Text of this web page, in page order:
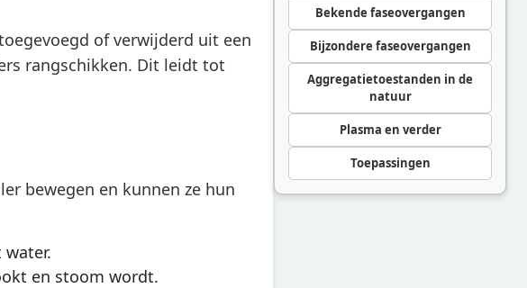
of verwijderd uit een
rangschikken. Dit leidt tot
bewegen en kunnen ze hun
en stoom wordt.
Bekende faseovergangen
Bijzondere faseovergangen
Aggregatietoestanden in de
natuur
Plasma en verder
Toepassingen